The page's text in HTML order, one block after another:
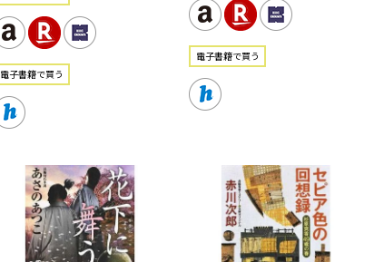
電⼦書籍で買う
電⼦書籍で買う